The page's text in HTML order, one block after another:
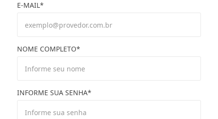
E-MAIL*
NOME COMPLETO*
INFORME SUA SENHA*